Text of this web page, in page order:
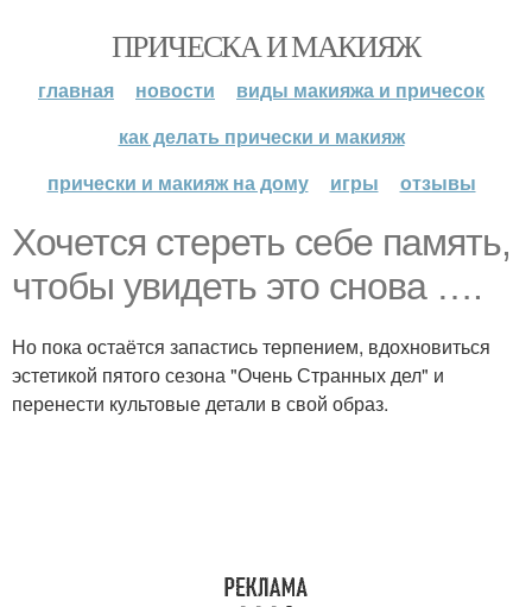
ПРИЧЕСКА И МАКИЯЖ
главная новости
виды макияжа и причесок
как делать прически и макияж
прически и макияж на дому
игры отзывы
Хочется стереть себе память,
чтобы увидеть это снова ….
Но пока остаётся запастись терпением, вдохновиться
эстетикой пятого сезона "Очень Странных дел" и
перенести культовые детали в свой образ.